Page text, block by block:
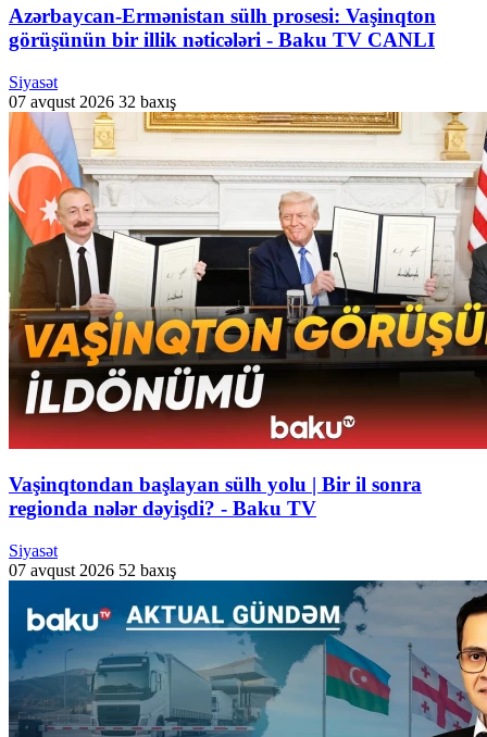
Azərbaycan-Ermənistan sülh prosesi: Vaşinqton
görüşünün bir illik nəticələri - Baku TV CANLI
Siyasət
07 avqust 2026 32 baxış
Vaşinqtondan başlayan sülh yolu | Bir il sonra
regionda nələr dəyişdi? - Baku TV
Siyasət
07 avqust 2026 52 baxış